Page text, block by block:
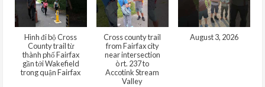
Hình đi bộ Cross
County trail từ
thành phố Fairfax
gần tới Wakefield
trong quận Fairfax
Cross county trail
from Fairfax city
near intersection
ò rt. 237 to
Accotink Stream
Valley
August 3, 2026